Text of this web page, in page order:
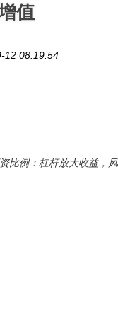
值
12 08:19:54
比例：杠杆放大收益，风